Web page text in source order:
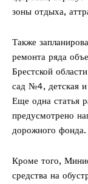
зоны отдыха,
Также
ремонта ряда
Брестской
сад №4, детская и
Еще одна статья
предусмотрено
дорожного фонда.
Кроме того,
средства на